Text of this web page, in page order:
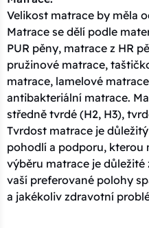
Velikost matrace by měla
Matrace se dělí podle
PUR pěny, matrace z HR
pružinové matrace,
matrace, lamelové
antibakteriální matrace.
středně tvrdé (H2, H3),
Tvrdost matrace je
pohodlí a podporu, kterou
výběru matrace je
vaší preferované polohy
a jakékoliv zdravotní